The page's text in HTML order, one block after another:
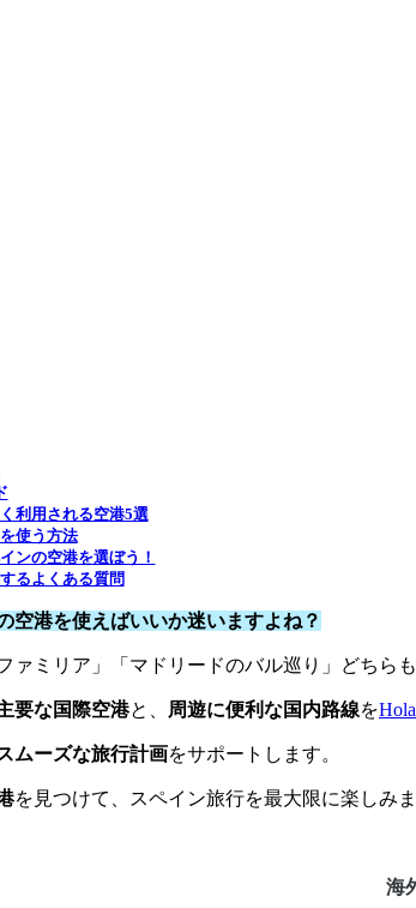
利用される空港5選
使う方法
ンの空港を選ぼう！
るよくある質問
空港を使えばいいか迷いますよね？
ァミリア」「マドリードのバル巡り」どちら
要な国際空港と、 周遊に便利な国内路線を
ムーズな旅行計画をサポートします。
を見つけて、スペイン旅行を最大限に楽しみま
海